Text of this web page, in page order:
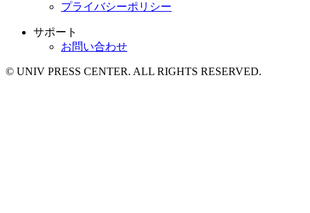
プライバシーポリシー
サポート
お問い合わせ
© UNIV PRESS CENTER. ALL RIGHTS RESERVED.